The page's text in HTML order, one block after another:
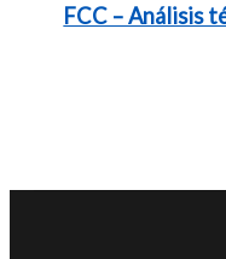
FCC – Análisis